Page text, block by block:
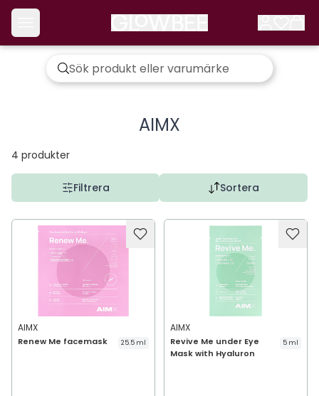
AIMX
4 produkter
Filtrera Sortera
AIMX
Renew Me facemask 25.5 ml
AIMX
Revive Me under Eye
Mask with Hyaluron
5 ml